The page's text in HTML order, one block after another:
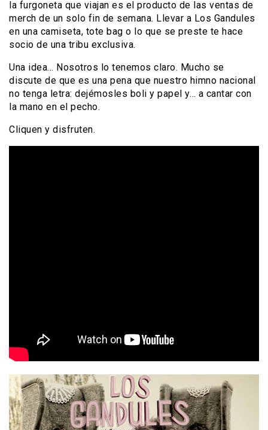
la furgoneta que viajan es el producto de las ventas de
merch de un solo fin de semana. Llevar a Los Gandules
en una camiseta, tote bag o lo que se preste te hace
socio de una tribu exclusiva.
Una idea… Nosotros lo tenemos claro. Mucho se
discute de que es una pena que nuestro himno nacional
no tenga letra: dejémosles boli y papel y… a cantar con
la mano en el pecho.
Cliquen y disfruten.